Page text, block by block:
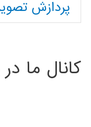
پردازش
کانال ما